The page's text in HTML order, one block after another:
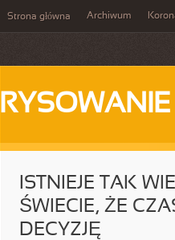
Strona główna Archiwum
RYSOWANIE
ISTNIEJE TAK
ŚWIECIE, ŻE
DECYZJĘ